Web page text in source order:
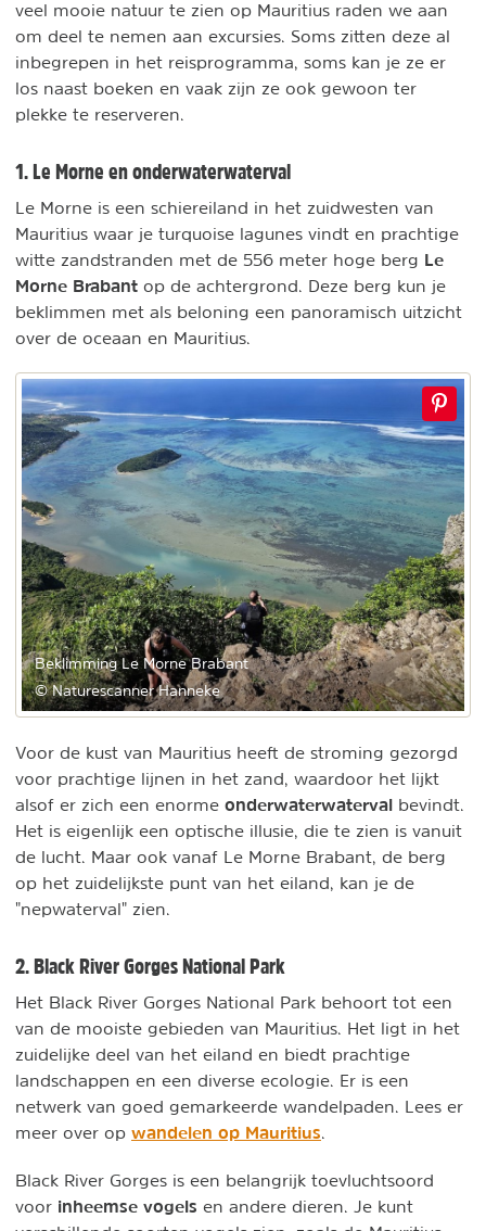
veel mooie natuur te zien op Mauritius raden we aan
om deel te nemen aan excursies. Soms zitten deze al
inbegrepen in het reisprogramma, soms kan je ze er
los naast boeken en vaak zijn ze ook gewoon ter
plekke te reserveren.
1. Le Morne en onderwaterwaterval
Le Morne is een schiereiland in het zuidwesten van
Mauritius waar je turquoise lagunes vindt en prachtige
witte zandstranden met de 556 meter hoge berg Le
Morne Brabant op de achtergrond. Deze berg kun je
beklimmen met als beloning een panoramisch uitzicht
over de oceaan en Mauritius.
Beklimming Le Morne Brabant
© Naturescanner Hanneke
Voor de kust van Mauritius heeft de stroming gezorgd
voor prachtige lijnen in het zand, waardoor het lijkt
alsof er zich een enorme onderwaterwaterval bevindt.
Het is eigenlijk een optische illusie, die te zien is vanuit
de lucht. Maar ook vanaf Le Morne Brabant, de berg
op het zuidelijkste punt van het eiland, kan je de
"nepwaterval" zien.
2. Black River Gorges National Park
Het Black River Gorges National Park behoort tot een
van de mooiste gebieden van Mauritius. Het ligt in het
zuidelijke deel van het eiland en biedt prachtige
landschappen en een diverse ecologie. Er is een
netwerk van goed gemarkeerde wandelpaden. Lees er
meer over op wandelen op Mauritius.
Black River Gorges is een belangrijk toevluchtsoord
voor inheemse vogels en andere dieren. Je kunt